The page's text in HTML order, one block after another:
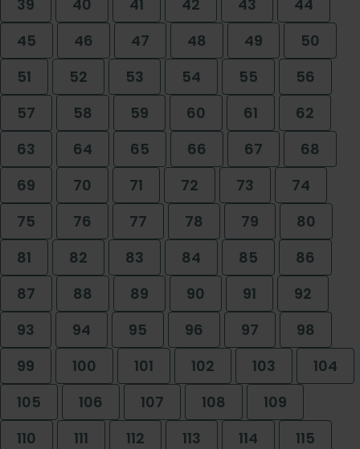
39 40 41 42 43
44
45
46 47 48 49
50
51
52 53 54 55
56
57
58 59 60 61
62
63
64 65 66 67
68
69
70 71 72 73
74
75
76 77 78 79
80
81
82 83 84 85
86
87
88 89 90 91
92
93
94 95 96 97
98
99
100 101 102 103
104
105
106 107 108
109
110
111 112 113 114
115